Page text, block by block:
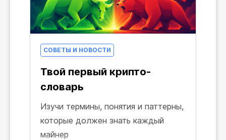
СОВЕТЫ И НОВОСТИ
Твой первый крипто-
словарь
Изучи термины, понятия и паттерны,
которые должен знать каждый
майнер